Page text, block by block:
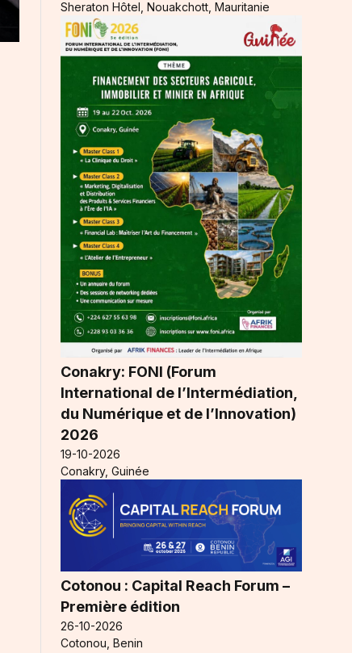
Sheraton Hôtel, Nouakchott, Mauritanie
Conakry: FONI (Forum
International de l’Intermédiation,
du Numérique et de l’Innovation)
2026
19-10-2026
Conakry, Guinée
Cotonou : Capital Reach Forum –
Première édition
26-10-2026
Cotonou, Benin